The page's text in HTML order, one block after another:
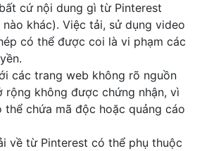
cứ nội dung gì từ Pinterest
khác). Việc tải, sử dụng video
có thể được coi là vi phạm các
các trang web không rõ nguồn
rộng không được chứng nhận, vì
chứa mã độc hoặc quảng cáo
về từ Pinterest có thể phụ thuộc